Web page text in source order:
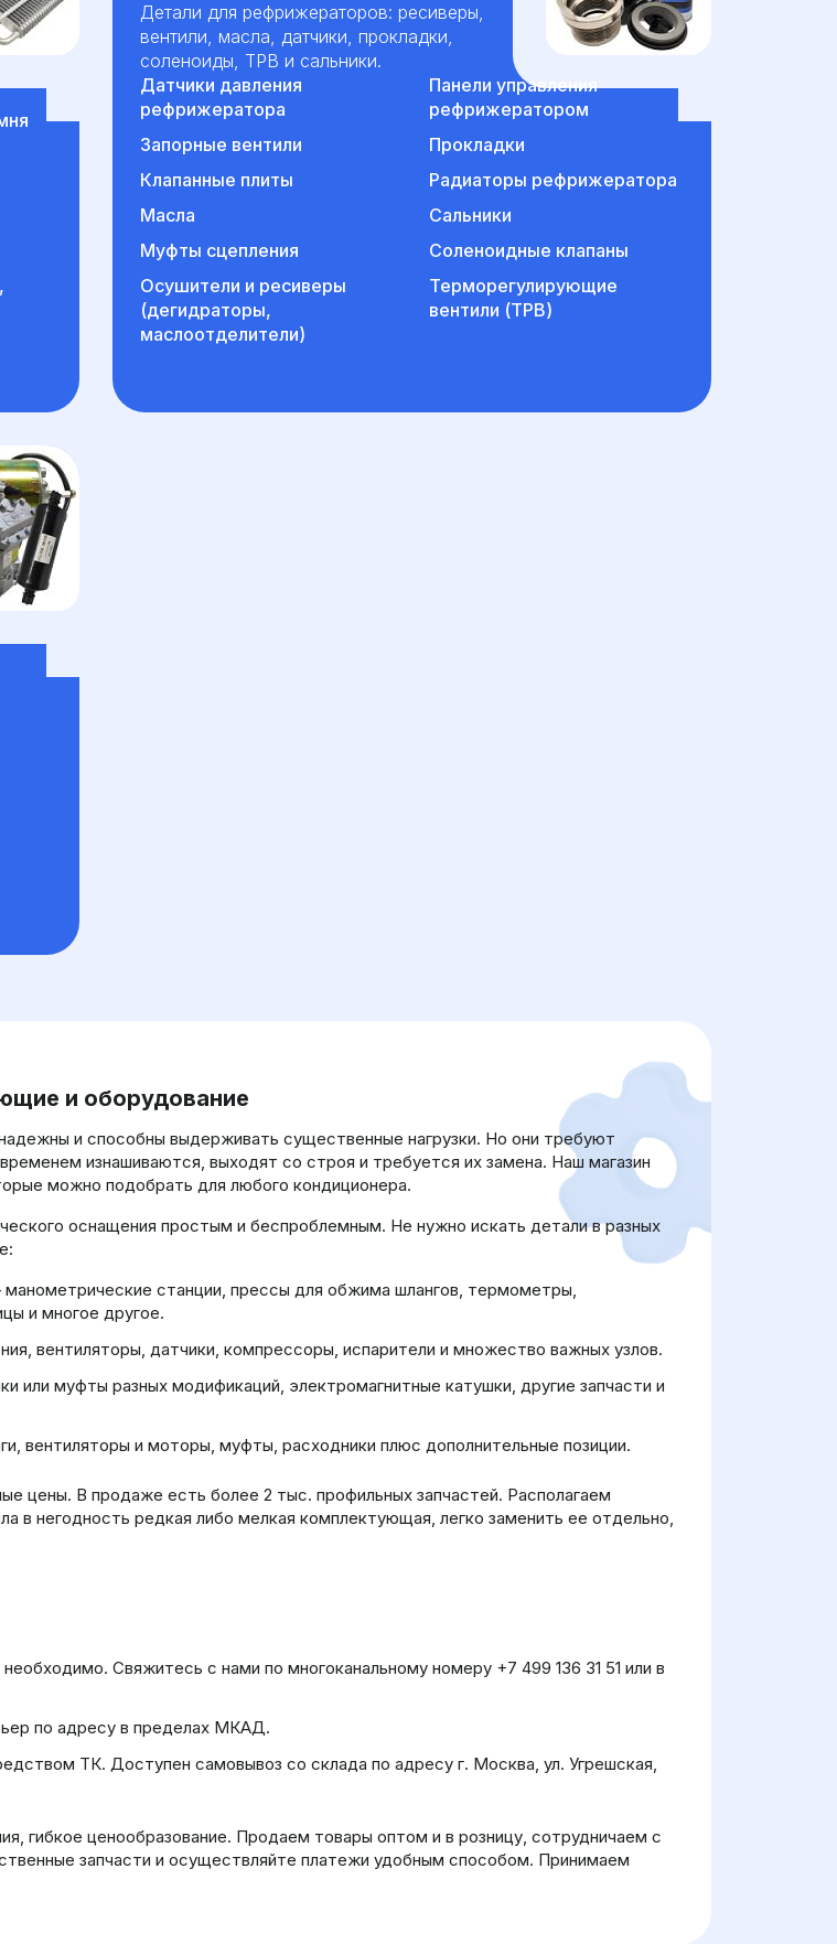
Детали для рефрижераторов: ресиверы,
вентили, масла, датчики, прокладки,
соленоиды, ТРВ и сальники.
Датчики давления
рефрижератора
Запорные вентили
Клапанные плиты
Масла
Муфты сцепления
Осушители и ресиверы
(дегидраторы,
маслоотделители)
Панели управления
рефрижератором
Прокладки
Радиаторы рефрижератора
Сальники
Соленоидные клапаны
Терморегулирующие
вентили (ТРВ)
и оборудование
и способны выдерживать существенные нагрузки. Но они требуют
изнашиваются, выходят со строя и требуется их замена. Наш магазин
можно подобрать для любого кондиционера.
оснащения простым и беспроблемным. Не нужно искать детали в разных
станции, прессы для обжима шлангов, термометры,
и многое другое.
вентиляторы, датчики, компрессоры, испарители и множество важных узлов.
или муфты разных модификаций, электромагнитные катушки, другие запчасти и
вентиляторы и моторы, муфты, расходники плюс дополнительные позиции.
цены. В продаже есть более 2 тыс. профильных запчастей. Располагаем
в негодность редкая либо мелкая комплектующая, легко заменить ее отдельно,
Свяжитесь с нами по многоканальному номеру +7 499 136 31 51 или в
по адресу в пределах МКАД.
ТК. Доступен самовывоз со склада по адресу г. Москва, ул. Угрешская,
гибкое ценообразование. Продаем товары оптом и в розницу, сотрудничаем с
запчасти и осуществляйте платежи удобным способом. Принимаем